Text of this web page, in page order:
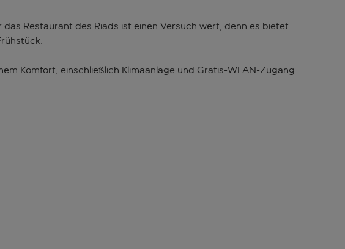
Restaurant des Riads ist einen Versuch wert, denn es bietet
Komfort, einschließlich Klimaanlage und Gratis-WLAN-Zugang.